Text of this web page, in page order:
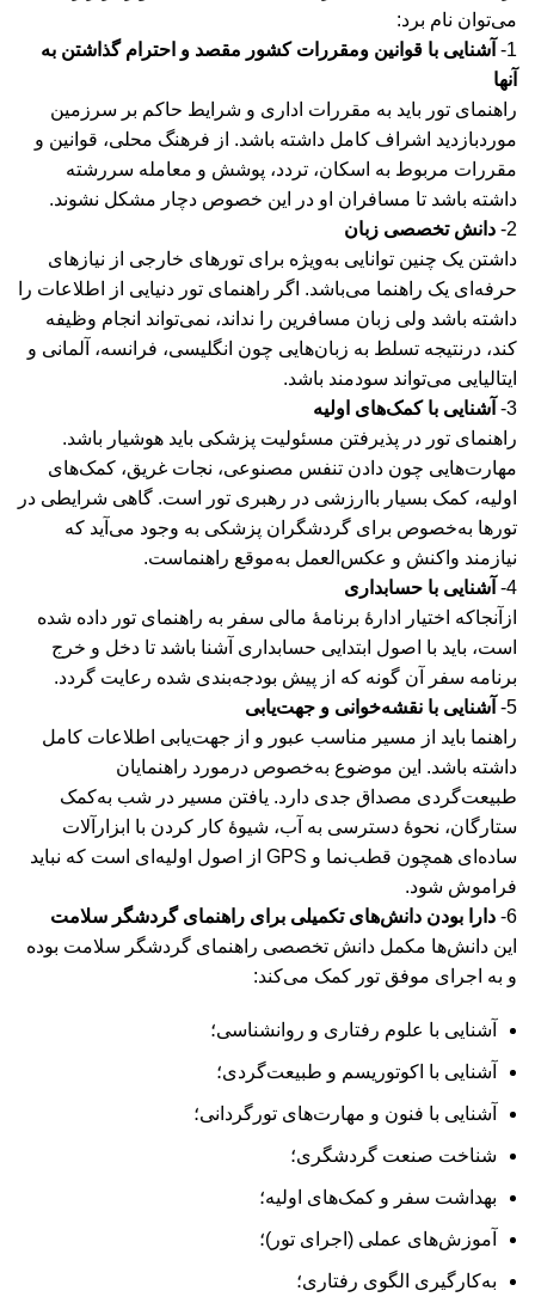
می‌توان نام برد:
1-
آشنایی با قوانین ومقررات کشور مقصد و احترام گذاشتن به
آنها
راهنمای تور باید به مقررات اداری و شرایط حاکم بر سرزمین
موردبازدید اشراف کامل داشته باشد. از فرهنگ محلی، قوانین و
مقررات مربوط به اسکان، تردد، پوشش و معامله سررشته
داشته باشد تا مسافران او در این خصوص دچار مشکل نشوند.
2- دانش تخصصی زبان
داشتن یک چنین توانایی به‌ویژه برای تورهای خارجی از نیازهای
حرفه‌ای یک راهنما می‌باشد. اگر راهنمای تور دنیایی از اطلاعات را
داشته باشد ولی زبان مسافرین را نداند، نمی‌تواند انجام وظیفه
کند، درنتیجه تسلط به زبان‌هایی چون انگلیسی، فرانسه، آلمانی و
ایتالیایی می‌تواند سودمند باشد.
3-
آشنایی با کمک‌های اولیه
راهنمای تور در پذیرفتن مسئولیت پزشکی باید هوشیار باشد.
مهارت‌هایی چون دادن تنفس مصنوعی، نجات غریق، کمک‌های
اولیه، کمک بسیار باارزشی در رهبری تور است. گاهی شرایطی در
تورها به‌خصوص برای گردشگران پزشکی به وجود می‌آید که
نیازمند واکنش و عکس‌العمل به‌موقع راهنماست.
4-
آشنایی با حسابداری
ازآنجاکه اختیار ادارۀ برنامۀ مالی سفر به راهنمای تور داده شده
است، باید با اصول ابتدایی حسابداری آشنا باشد تا دخل و خرج
برنامه سفر آن گونه که از پیش بودجه‌بندی شده رعایت گردد.
5-
آشنایی با نقشه‌خوانی و جهت‌یابی
راهنما باید از مسیر مناسب عبور و از جهت‌یابی اطلاعات کامل
داشته باشد. این موضوع به‌خصوص درمورد راهنمایان
طبیعت‌گردی مصداق جدی دارد. یافتن مسیر در شب به‌کمک
ستارگان، نحوۀ دسترسی به آب، شیوۀ کار کردن با ابزارآلات
ساده‌ای همچون قطب‌نما و GPS از اصول اولیه‌ای است که نباید
فراموش شود.
6- دارا بودن دانش‌های تکمیلی برای راهنمای گردشگر سلامت
این دانش‌ها مکمل دانش تخصصی راهنمای گردشگر سلامت بوده
و به اجرای موفق تور کمک می‌کند:
آشنایی با علوم رفتاری و روانشناسی؛
آشنایی با اکوتوریسم و طبیعت‌گردی؛
آشنایی با فنون و مهارت‌های تورگردانی؛
شناخت صنعت گردشگری؛
بهداشت سفر و کمک‌های اولیه؛
آموزش‌های عملی (اجرای تور)؛
به‌کارگیری الگوی رفتاری؛